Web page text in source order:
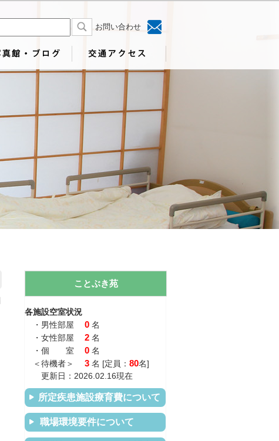
お問い合わせ
ことぶき苑
各施設空室状況
・男性部屋 0 名
・女性部屋 2 名
・個 室 0 名
＜待機者＞ 3 名 [定員： 80名]
更新日：2026.02.16現在
所定疾患施設療育費について
職場環境要件について